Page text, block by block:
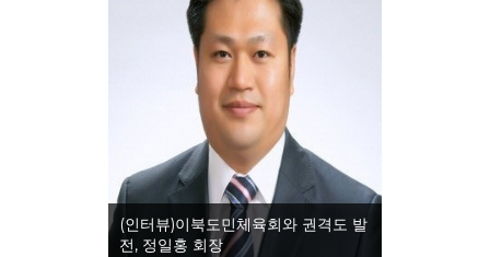
(인터뷰)이북도민체육회와 권격도 발
전, 정일홍 회장